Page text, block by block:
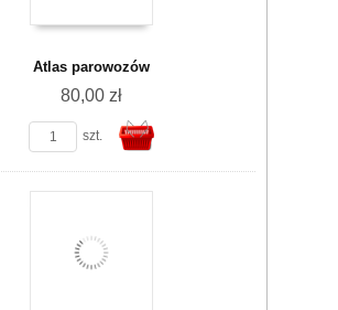
Atlas parowozów
80,00 zł
szt.